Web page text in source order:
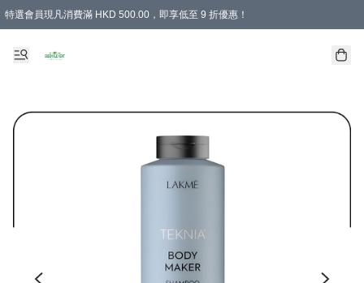
特選會員現凡消費滿 HKD 500.00，即享低至 9 折優惠！